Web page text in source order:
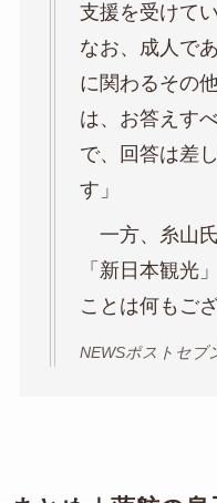
支援を受けて
なお、成人で
に関わるその
は、お答えす
で、回答は差
す」
一方、糸山
「新日本観光
ことは何もご
NEWSポストセブ